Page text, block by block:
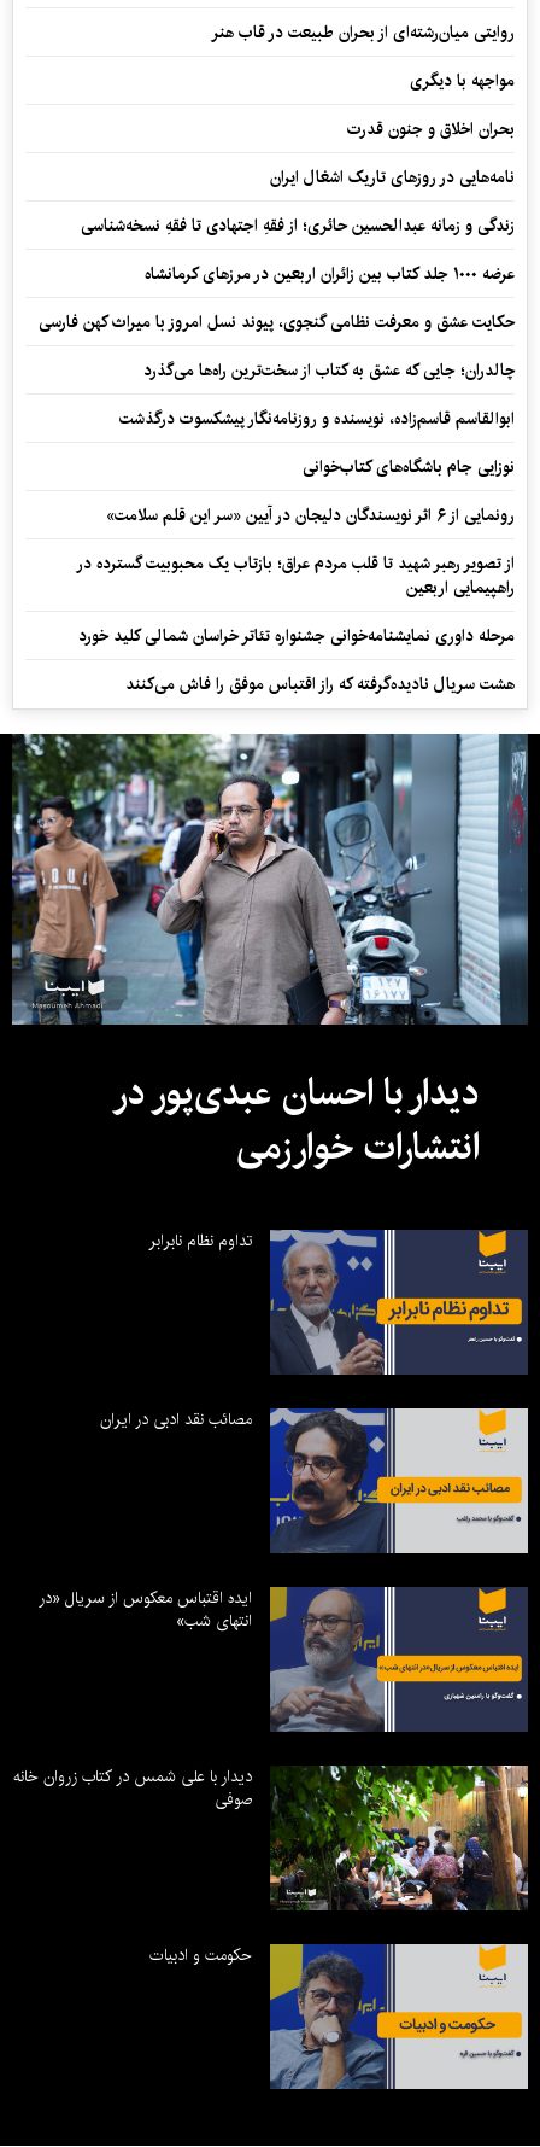
روایتی میان‌رشته‌ای از بحران طبیعت در قاب هنر
مواجهه با دیگری
بحران اخلاق و جنون قدرت
نامه‌هایی در روزهای تاریک اشغال ایران
زندگی و زمانه عبدالحسین حائری؛ از فقهِ اجتهادی تا فقهِ نسخه‌شناسی
عرضه ۱۰۰۰ جلد کتاب بین زائران اربعین در مرزهای کرمانشاه
حکایت عشق و معرفت نظامی گنجوی، پیوند نسل امروز با میراث کهن فارسی
چالدران؛ جایی که عشق به کتاب از سخت‌ترین راه‌ها می‌گذرد
ابوالقاسم قاسم‌زاده، نویسنده و روزنامه‌نگار پیشکسوت درگذشت
نوزایی جام باشگاه‌های کتاب‌خوانی
رونمایی از ۶ اثر نویسندگان دلیجان در آیین «سر این قلم سلامت»
از تصویر رهبر شهید تا قلب مردم عراق؛ بازتاب یک محبوبیت گسترده در
راهپیمایی اربعین
مرحله داوری نمایشنامه‌خوانی جشنواره تئاتر خراسان شمالی کلید خورد
هشت سریال نادیده‌گرفته که راز اقتباس موفق را فاش می‌کنند
دیدار با احسان عبدی‌پور در
انتشارات خوارزمی
تداوم نظام نابرابر
مصائب نقد ادبی در ایران
ایده اقتباس معکوس از سریال «در
انتهای شب»
دیدار با علی شمس در کتاب زروان خانه
صوفی
حکومت و ادبیات